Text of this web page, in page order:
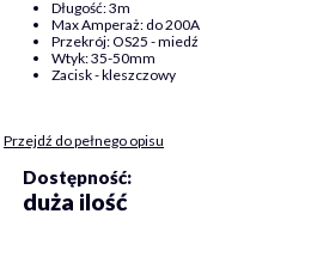
Długość: 3m
Max Amperaż: do 200A
Przekrój: OS25 - miedź
Wtyk: 35-50mm
Zacisk - kleszczowy
Przejdź do pełnego opisu
Dostępność:
duża ilość